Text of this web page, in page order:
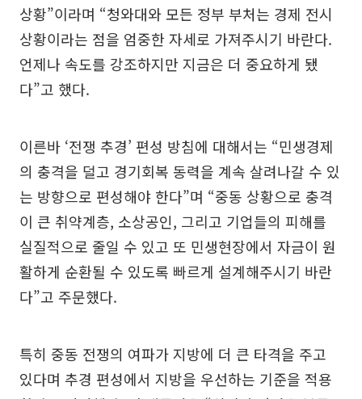
상황”이라며 “청와대와 모든 정부 부처는 경제 전시
상황이라는 점을 엄중한 자세로 가져주시기 바란다.
언제나 속도를 강조하지만 지금은 더 중요하게 됐
다”고 했다.
이른바 ‘전쟁 추경’ 편성 방침에 대해서는 “민생경제
의 충격을 덜고 경기회복 동력을 계속 살려나갈 수 있
는 방향으로 편성해야 한다”며 “중동 상황으로 충격
이 큰 취약계층, 소상공인, 그리고 기업들의 피해를
실질적으로 줄일 수 있고 또 민생현장에서 자금이 원
활하게 순환될 수 있도록 빠르게 설계해주시기 바란
다”고 주문했다.
특히 중동 전쟁의 여파가 지방에 더 큰 타격을 주고
있다며 추경 편성에서 지방을 우선하는 기준을 적용